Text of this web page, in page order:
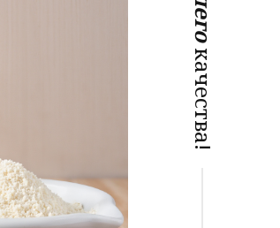
качества!